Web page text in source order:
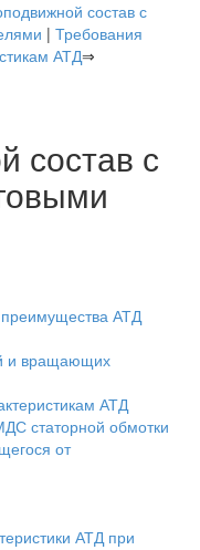
состав с
| Требования
АТД⇒
состав с
АТД
и вращающих
АТД
статорной обмотки
от
АТД при